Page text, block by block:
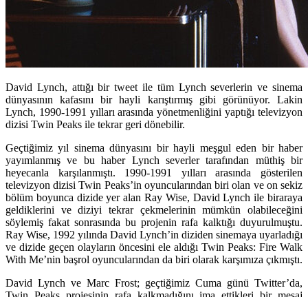
David Lynch, attığı bir tweet ile tüm Lynch severlerin ve sinema
dünyasının kafasını bir hayli karıştırmış gibi görünüyor. Lakin
Lynch, 1990-1991 yılları arasında yönetmenliğini yaptığı televizyon
dizisi Twin Peaks ile tekrar geri dönebilir.
Geçtiğimiz yıl sinema dünyasını bir hayli meşgul eden bir haber
yayımlanmış ve bu haber Lynch severler tarafından müthiş bir
heyecanla karşılanmıştı. 1990-1991 yılları arasında gösterilen
televizyon dizisiTwin Peaks’in oyuncularından biri olan ve on sekiz
bölüm boyunca dizide yer alan Ray Wise, David Lynch ile biraraya
geldiklerini ve diziyi tekrar çekmelerinin mümkün olabileceğini
söylemiş fakat sonrasında bu projenin rafa kalktığı duyurulmuştu.
Ray Wise, 1992 yılında David Lynch’in diziden sinemaya uyarladığı
ve dizide geçen olayların öncesini ele aldığı Twin Peaks: Fire Walk
With Me’nin başrol oyuncularından da biri olarak karşımıza çıkmıştı.
David Lynch ve Marc Frost; geçtiğimiz Cuma günü Twitter’da,